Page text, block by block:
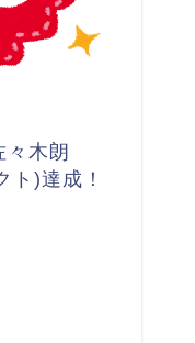
々木朗
ト)達成！